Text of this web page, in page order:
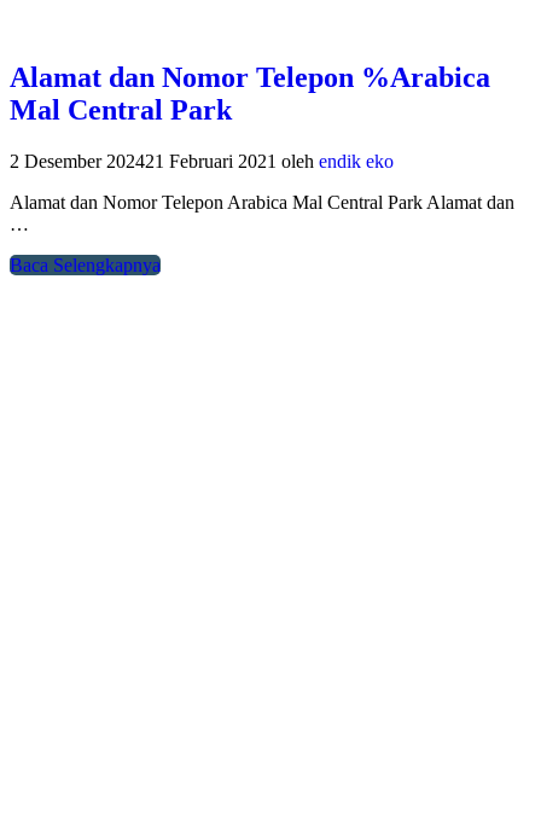
Alamat dan Nomor Telepon %Arabica
Mal Central Park
2 Desember 202421 Februari 2021 oleh endik eko
Alamat dan Nomor Telepon Arabica Mal Central Park Alamat dan
…
Baca Selengkapnya